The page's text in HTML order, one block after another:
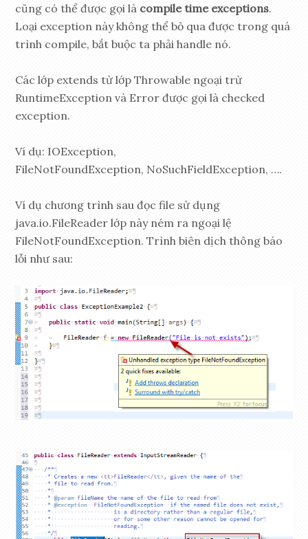
cũng có thể được gọi là compile time exceptions.
Loại exception này không thể bỏ qua được trong quá
trình compile, bắt buộc ta phải handle nó.
Các lớp extends từ lớp Throwable ngoại trừ
RuntimeException và Error được gọi là checked
exception.
Ví dụ: IOException,
FileNotFoundException, NoSuchFieldException, ….
Ví dụ chương trình sau đọc file sử dụng
java.io.FileReader lớp này ném ra ngoại lệ
FileNotFoundException. Trình biên dịch thông báo
lỗi như sau: